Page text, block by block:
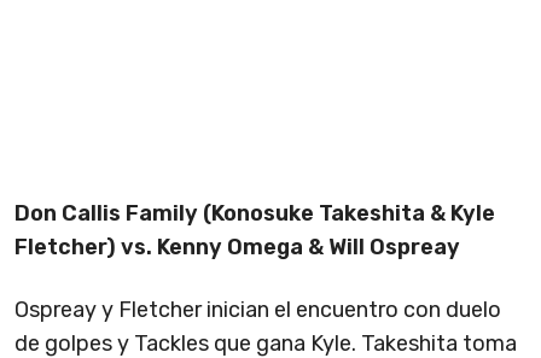
Don Callis Family (Konosuke Takeshita & Kyle
Fletcher) vs. Kenny Omega & Will Ospreay
Ospreay y Fletcher inician el encuentro con duelo
de golpes y Tackles que gana Kyle. Takeshita toma